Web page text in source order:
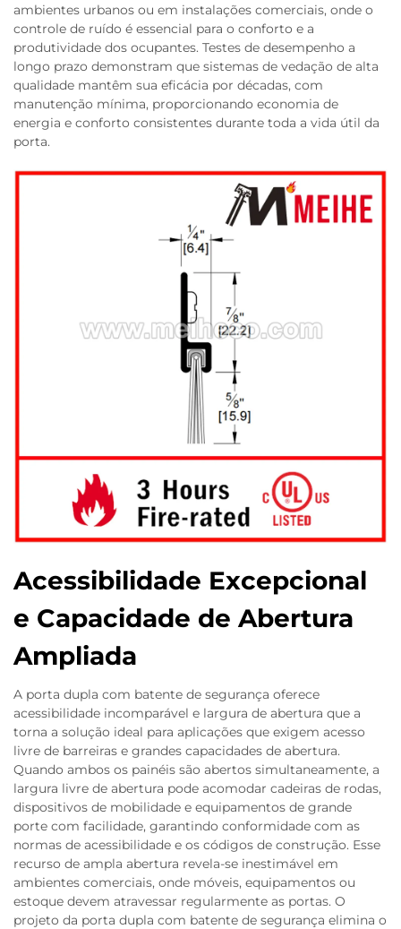
ambientes urbanos ou em instalações comerciais, onde o
controle de ruído é essencial para o conforto e a
produtividade dos ocupantes. Testes de desempenho a
longo prazo demonstram que sistemas de vedação de alta
qualidade mantêm sua eficácia por décadas, com
manutenção mínima, proporcionando economia de
energia e conforto consistentes durante toda a vida útil da
porta.
Acessibilidade Excepcional
e Capacidade de Abertura
Ampliada
A porta dupla com batente de segurança oferece
acessibilidade incomparável e largura de abertura que a
torna a solução ideal para aplicações que exigem acesso
livre de barreiras e grandes capacidades de abertura.
Quando ambos os painéis são abertos simultaneamente, a
largura livre de abertura pode acomodar cadeiras de rodas,
dispositivos de mobilidade e equipamentos de grande
porte com facilidade, garantindo conformidade com as
normas de acessibilidade e os códigos de construção. Esse
recurso de ampla abertura revela-se inestimável em
ambientes comerciais, onde móveis, equipamentos ou
estoque devem atravessar regularmente as portas. O
projeto da porta dupla com batente de segurança elimina o